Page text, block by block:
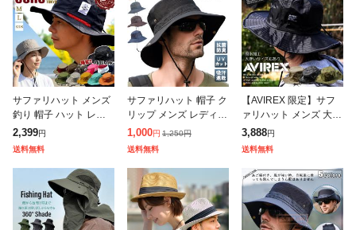
サファリハット メンズ
釣り 帽子 ハット レデ
ィース SUNS(サンズ)
撥水 アウトドア 登山
2,399円
送料無料
サファリハット 帽子 ク
リップ メンズ レディー
ス uv カット キャップ
大きいサイズ ランニン
りたた
1,000円 1,250円
送料無料
【AVIREX 限定】サフ
ァリハット メンズ 大き
いサイズ BIGサイズ ア
ドベンチャーハット 17
3,888円
送料無料